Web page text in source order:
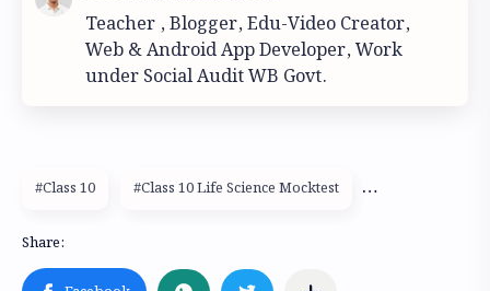
Teacher , Blogger, Edu-Video Creator,
Web & Android App Developer, Work
under Social Audit WB Govt.
#Class 10 #Class 10 Life Science Mocktest